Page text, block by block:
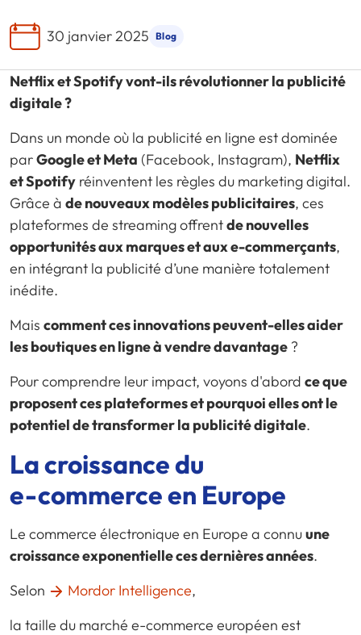
30 janvier 2025 Blog
Netflix et Spotify vont-ils révolutionner la publicité
digitale ?
Dans un monde où la publicité en ligne est dominée
parGoogle et Meta (Facebook, Instagram), Netflix
et Spotify réinventent les règles du marketing digital.
Grâce à de nouveaux modèles publicitaires, ces
plateformes de streaming offrentde nouvelles
opportunités aux marques et aux e-commerçants,
en intégrant la publicité d’une manière totalement
inédite.
Mais comment ces innovations peuvent-elles aider
les boutiques en ligne à vendre davantage ?
Pour comprendre leur impact, voyons d'abord ce que
proposent ces plateformes et pourquoi elles ont le
potentiel de transformer la publicité digitale.
La croissance du
e-commerceen Europe
Le commerce électronique en Europe a connuune
croissance exponentielle ces dernières années.
Selon
Mordor Intelligence,
la taille du marché e-commerce européen est